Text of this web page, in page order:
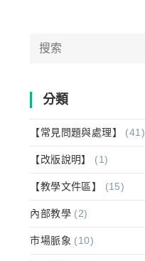
Search
分類
【常見問題與處理】 (41)
【改版說明】 (1)
【教學文件區】 (15)
內部教學 (2)
市場脈象 (10)